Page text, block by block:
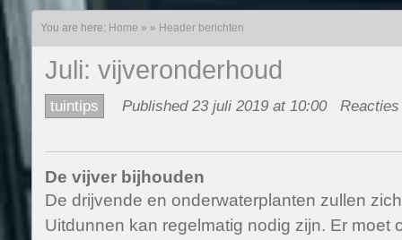
You are here: Home » » Header berichten
Juli: vijveronderhoud
tuintips Published 23 juli 2019 at 10:00
De vijver bijhouden
De drijvende en onderwaterplanten zullen
Uitdunnen kan regelmatig nodig zijn. Er moet